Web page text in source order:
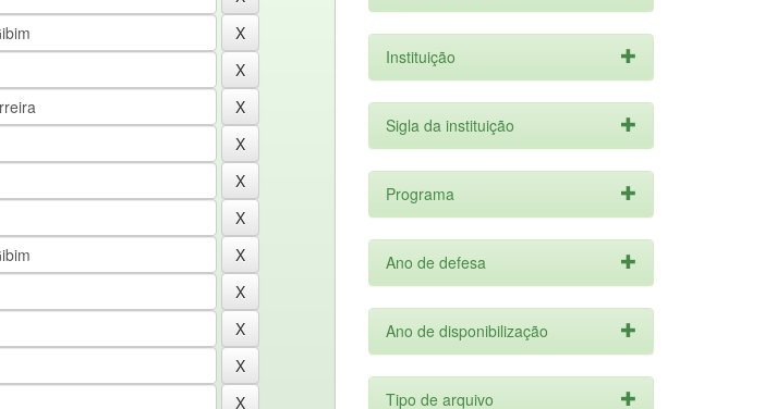
Instituição
Sigla da instituição
Programa
Ano de defesa
Ano de disponibilização
Tipo de arquivo